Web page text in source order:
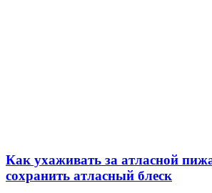
Как ухаживать за атласной
сохранить атласный блеск